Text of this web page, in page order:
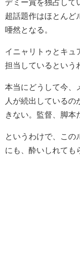
デミー賞を独占して
超話題作はほとんど
唖然となる。
イニャリトゥとキュ
担当しているという
本当にどうして今、
人が続出している
きない。監督、脚本
というわけで、この
にも、酔いしれても